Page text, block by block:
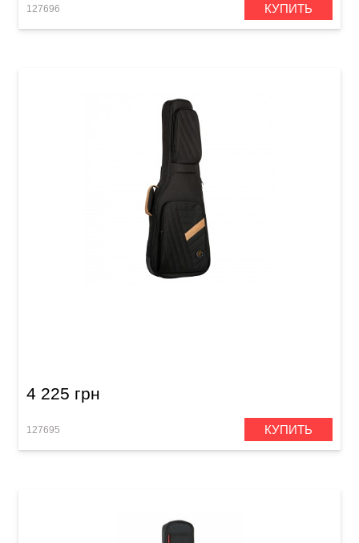
127696 КУПИТЬ
4 225 грн
127695 КУПИТЬ